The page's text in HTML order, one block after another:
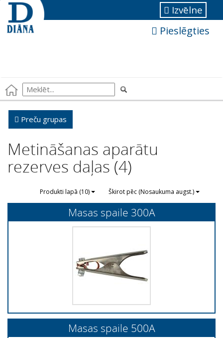
Izvēlne
Pieslēgties
Preču grupas
Metināšanas aparātu
rezerves daļas (4)
Produkti lapā (10) Škirot pēc (Nosaukuma augst.)
Masas spaile 300A
Masas spaile 500A